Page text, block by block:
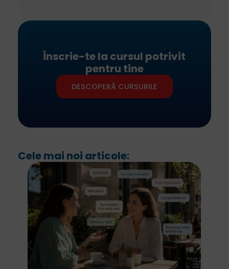
Înscrie-te la cursul potrivit
pentru tine
DESCOPERĂ CURSURILE
Cele mai noi articole: